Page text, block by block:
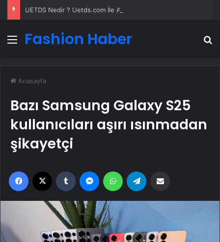
Menü
Fashion Haber
Anasayfa
Bazı Samsung Galaxy S25
kullanıcıları aşırı ısınmadan
şikayetçi
Facebook Tumblr MessengerWhatsApp